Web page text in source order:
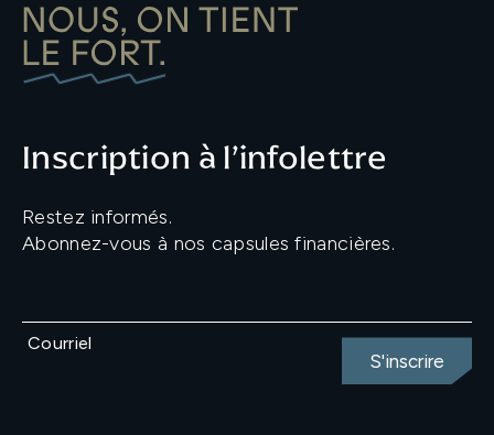
Inscription à l’infolettre
Restez informés.
Abonnez-vous à nos capsules financières.
Courriel